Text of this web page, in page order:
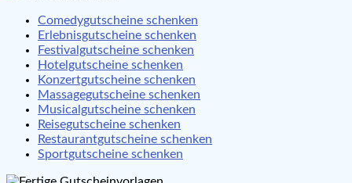
Comedygutscheine schenken
Erlebnisgutscheine schenken
Festivalgutscheine schenken
Hotelgutscheine schenken
Konzertgutscheine schenken
Massagegutscheine schenken
Musicalgutscheine schenken
Reisegutscheine schenken
Restaurantgutscheine schenken
Sportgutscheine schenken